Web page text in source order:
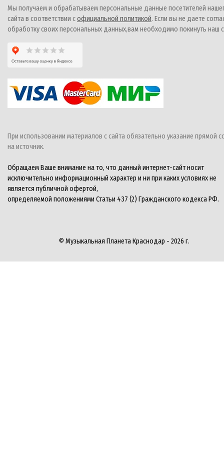
Мы получаем и обрабатываем персональные данные посетителей
сайта в соответствии софициальной политикой. Если вы не даете
обработку своих персональных данных,вам необходимо покинуть наш
При использовании материалов с сайта обязательно указание прямой
на источник.
Обращаем Ваше внимание на то, что данный интернет-сайт носит
исключительно информационный характер и ни при каких условиях не
является публичной офертой,
определяемой положениями Статьи 437 (2) Гражданского кодекса РФ.
© Музыкальная Планета Краснодар - 2026 г.